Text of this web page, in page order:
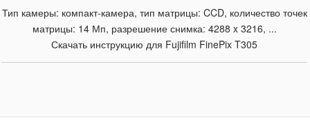
Тип камеры: компакт-камера, тип матрицы: CCD, количество точек
матрицы: 14 Мп, разрешение снимка: 4288 x 3216, ...
Скачать инструкцию для Fujifilm FinePix T305